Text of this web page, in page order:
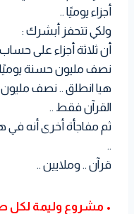
أجزاء يوميًا ..
ولكي تتحفز أبشرك :
أن ثلاثة أجزاء على
نصف مليون حسنة
هيا انطلق .. نصف
القرآن فقط ..
ثم مفاجأة أخرى أنه في
..
قرآن .. وملايين ..
• مشروع وليمة لكل